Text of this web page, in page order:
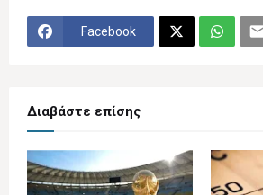
Facebook
Διαβάστε επίσης